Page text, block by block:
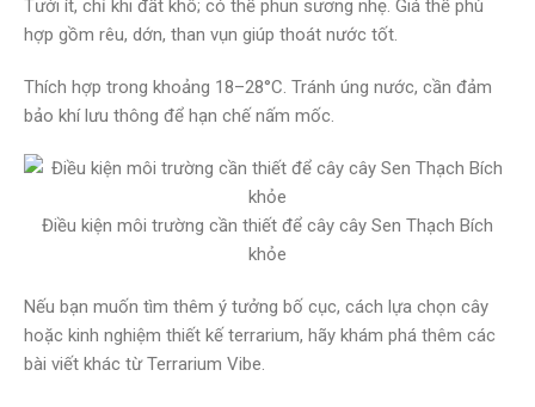
Tưới ít, chỉ khi đất khô; có thể phun sương nhẹ. Giá thể phù
hợp gồm rêu, dớn, than vụn giúp thoát nước tốt.
Thích hợp trong khoảng 18–28°C. Tránh úng nước, cần đảm
bảo khí lưu thông để hạn chế nấm mốc.
Điều kiện môi trường cần thiết để cây cây Sen Thạch Bích
khỏe
Nếu bạn muốn tìm thêm ý tưởng bố cục, cách lựa chọn cây
hoặc kinh nghiệm thiết kế terrarium, hãy khám phá thêm các
bài viết khác từ Terrarium Vibe.